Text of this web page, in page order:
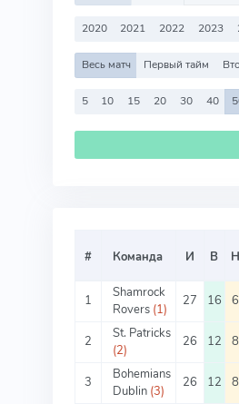
2020 2021 2022 2023
Весь матч Первый тайм
5 10 15 20 30 40
# Команда И В Н
1
Shamrock
Rovers (1)
27 16 6
2
St. Patricks
(2)
26 12 8
3
Bohemians
Dublin (3)
26 12 8